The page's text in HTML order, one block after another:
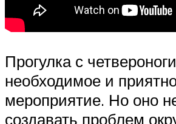
Прогулка с
необходимое и
мероприятие. Но оно
создавать проблем